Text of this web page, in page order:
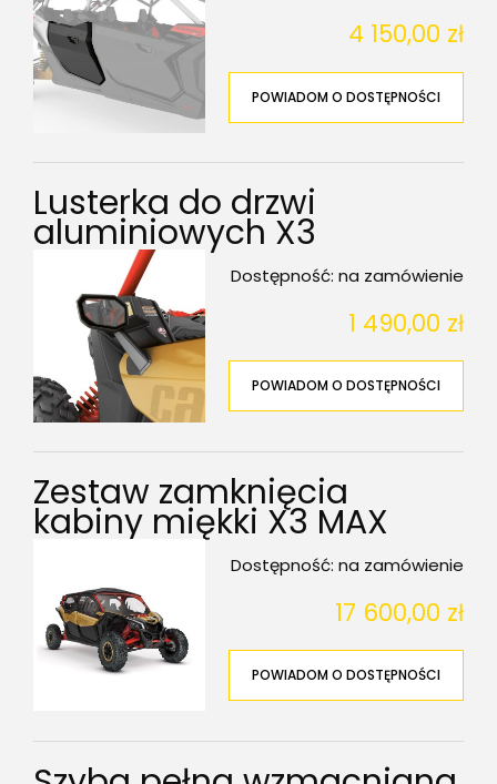
4 150,00 zł
POWIADOM O DOSTĘPNOŚCI
Lusterka do drzwi
aluminiowych X3
Dostępność: na zamówienie
1 490,00 zł
POWIADOM O DOSTĘPNOŚCI
Zestaw zamknięcia
kabiny miękki X3 MAX
Dostępność: na zamówienie
17 600,00 zł
POWIADOM O DOSTĘPNOŚCI